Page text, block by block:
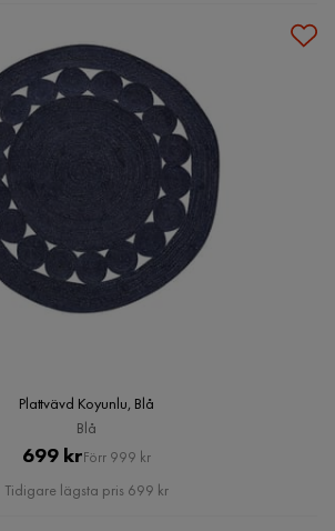
Plattvävd Koyunlu, Blå
Blå
Pris
699 krOriginal
Pris
Förr 999 kr
Tidigare lägsta pris 699 kr